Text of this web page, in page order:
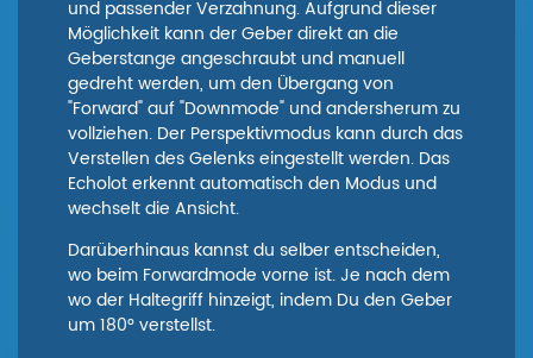
und passender Verzahnung. Aufgrund dieser
Möglichkeit kann der Geber direkt an die
Geberstange angeschraubt und manuell
gedreht werden, um den Übergang von
"Forward" auf "Downmode" und andersherum zu
vollziehen. Der Perspektivmodus kann durch das
Verstellen des Gelenks eingestellt werden. Das
Echolot erkennt automatisch den Modus und
wechselt die Ansicht.
Darüberhinaus kannst du selber entscheiden,
wo beim Forwardmode vorne ist. Je nach dem
wo der Haltegriff hinzeigt, indem Du den Geber
um 180° verstellst.